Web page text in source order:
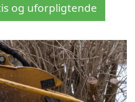
og uforpligtende